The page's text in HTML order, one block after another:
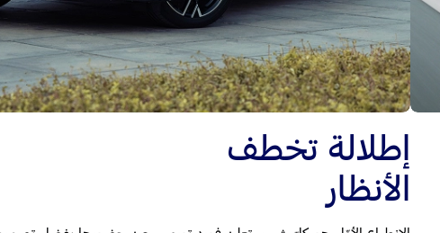
إطلالة تخطف
الأنظار